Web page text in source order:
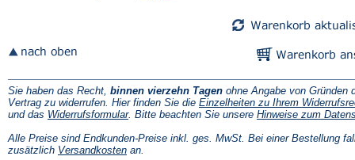
Sie haben das Recht, binnen vierzehn Tagen ohne Angabe von Gründen
Vertrag zu widerrufen. Hier finden Sie die Einzelheiten zu Ihrem
und das Widerrufsformular(Öffnet
einem
neuen
. Bitte beachten Sie unsere Hinweise zum
Alle Preise sind Endkunden-Preise inkl. ges. MwSt. Bei einer Bestellung
zusätzlich Versandkosten(Öffnet
an.